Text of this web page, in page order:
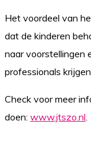
Het voordeel van
dat de kinderen
naar voorstellingen
professionals
Check voor meer
doen: www.jtszo.nl.